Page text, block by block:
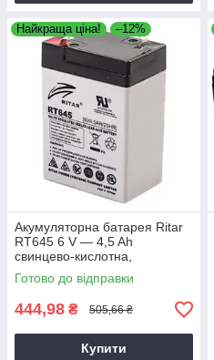
Найкраща ціна! –12%
Акумуляторна батарея Ritar
RT645 6 V — 4,5 Ah
свинцево-кислотна,
Свинцево-кислотний
акумулятор
Готово до відправки
444,98 ₴ 505,66 ₴
Купити